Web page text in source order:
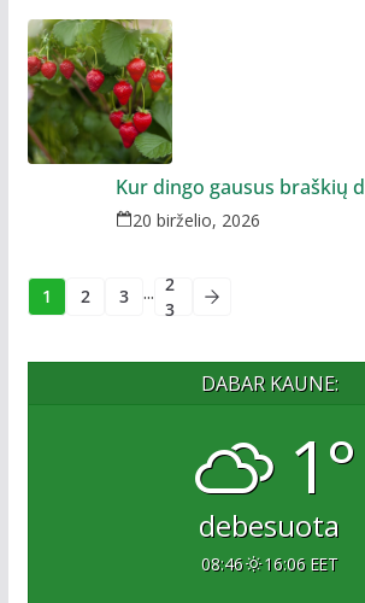
Kur dingo gausus braškių
20 birželio, 2026
1 2 3 ... 2
3
DABAR KAUNE:
1°
debesuota
08:46 16:06 EET